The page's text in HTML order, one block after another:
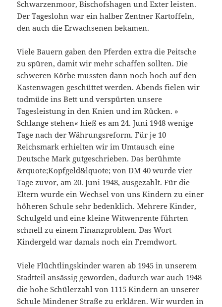
Schwarzenmoor, Bischofshagen und Exter leisten.
Der Tageslohn war ein halber Zentner Kartoffeln,
den auch die Erwachsenen bekamen.
Viele Bauern gaben den Pferden extra die Peitsche
zu spüren, damit wir mehr schaffen sollten. Die
schweren Körbe mussten dann noch hoch auf den
Kastenwagen geschüttet werden. Abends fielen wir
todmüde ins Bett und verspürten unsere
Tagesleistung in den Knien und im Rücken. »
Schlange stehen« hieß es am 24. Juni 1948 wenige
Tage nach der Währungsreform. Für je 10
Reichsmark erhielten wir im Umtausch eine
Deutsche Mark gutgeschrieben. Das berühmte
&rquote;Kopfgeld&lquote; von DM 40 wurde vier
Tage zuvor, am 20. Juni 1948, ausgezahlt. Für die
Eltern wurde ein Wechsel von uns Kindern zu einer
höheren Schule sehr bedenklich. Mehrere Kinder,
Schulgeld und eine kleine Witwenrente führten
schnell zu einem Finanzproblem. Das Wort
Kindergeld war damals noch ein Fremdwort.
Viele Flüchtlingskinder waren ab 1945 in unserem
Stadtteil ansässig geworden, dadurch war auch 1948
die hohe Schülerzahl von 1115 Kindern an unserer
Schule Mindener Straße zu erklären. Wir wurden in